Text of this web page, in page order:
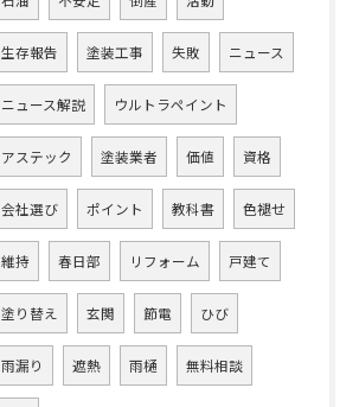
生存報告 塗装工事 失敗 ニュース
ニュース解説 ウルトラペイント
アステック 塗装業者 価値 資格
会社選び ポイント 教科書 色褪せ
維持 春日部 リフォーム 戸建て
塗り替え 玄関 節電 ひび
雨漏り 遮熱 雨樋 無料相談